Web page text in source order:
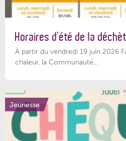
Horaires d’été de la
À partir du vendredi 19 juin 2026
chaleur, la Communauté...
Jeunesse